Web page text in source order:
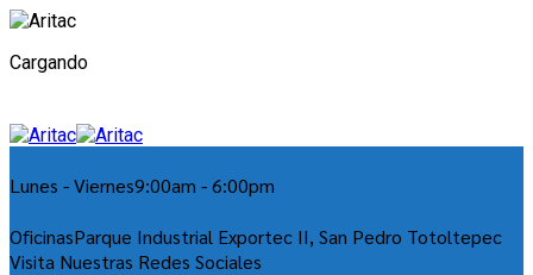
Cargando
Lunes - Viernes9:00am - 6:00pm
OficinasParque Industrial Exportec II, San Pedro Totoltepec
Visita Nuestras Redes Sociales